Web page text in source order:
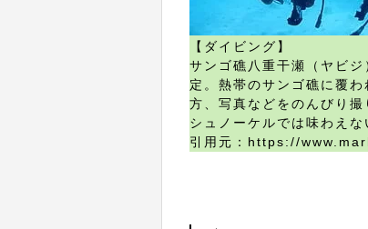
【ダイビング】
サンゴ礁八重干瀬（ヤビ
定。熱帯のサンゴ礁に覆
方、写真などをのんびり撮
シュノーケルでは味わえ
引用元：https://